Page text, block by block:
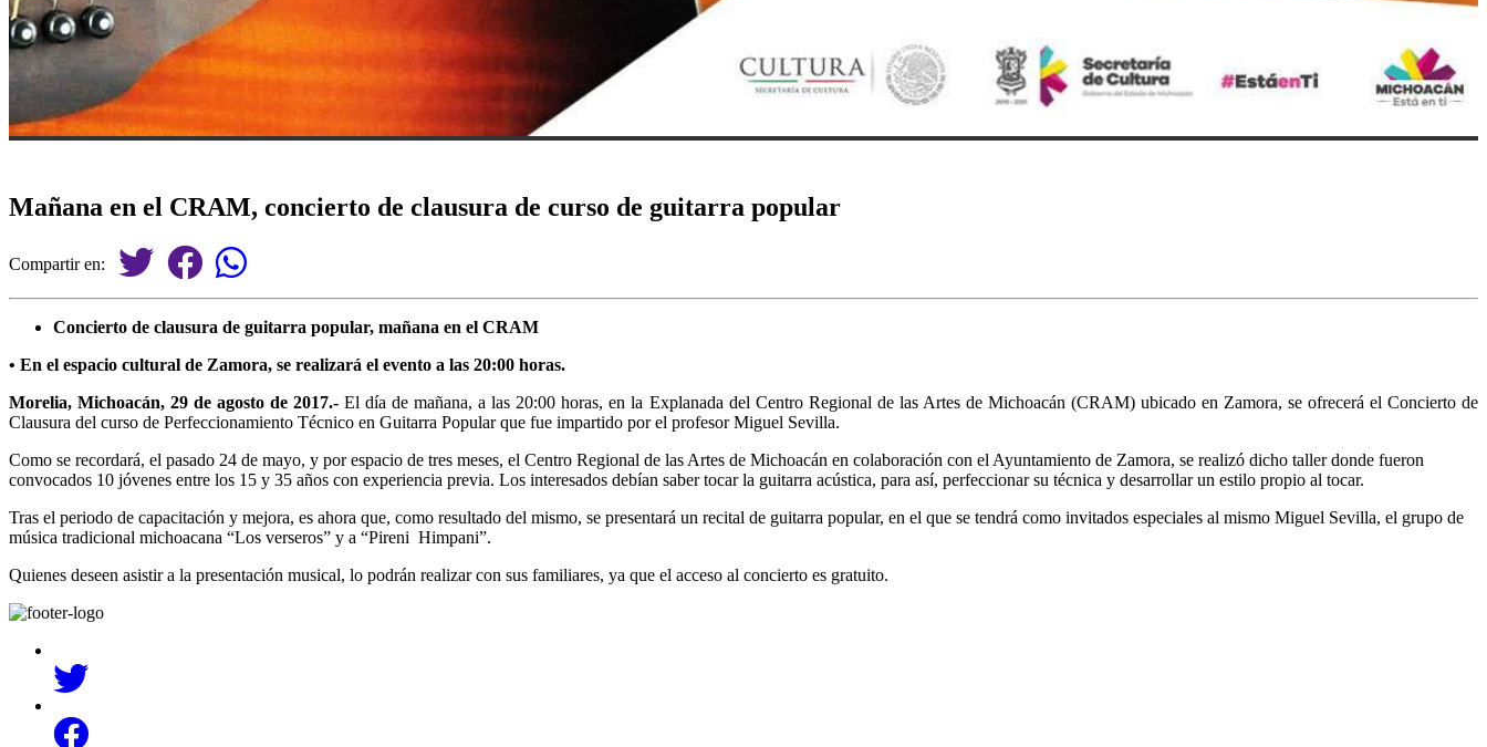
Mañana en el CRAM, concierto de clausura de curso de guitarra popular
Compartir en:
Concierto de clausura de guitarra popular, mañana en el CRAM
• En el espacio cultural de Zamora, se realizará el evento a las 20:00 horas.
Morelia, Michoacán, 29 de agosto de 2017.- El día de mañana, a las 20:00 horas, en la Explanada del Centro Regional de las Artes de Michoacán (CRAM) ubicado en Zamora, se ofrecerá el Concierto de
Clausura del curso de Perfeccionamiento Técnico en Guitarra Popular que fue impartido por el profesor Miguel Sevilla.
Como se recordará, el pasado 24 de mayo, y por espacio de tres meses, el Centro Regional de las Artes de Michoacán en colaboración con el Ayuntamiento de Zamora, se realizó dicho taller donde fueron
convocados 10 jóvenes entre los 15 y 35 años con experiencia previa. Los interesados debían saber tocar la guitarra acústica, para así, perfeccionar su técnica y desarrollar un estilo propio al tocar.
Tras el periodo de capacitación y mejora, es ahora que, como resultado del mismo, se presentará un recital de guitarra popular, en el que se tendrá como invitados especiales al mismo Miguel Sevilla, el grupo de
música tradicional michoacana “Los verseros” y a “Pireni Himpani”.
Quienes deseen asistir a la presentación musical, lo podrán realizar con sus familiares, ya que el acceso al concierto es gratuito.